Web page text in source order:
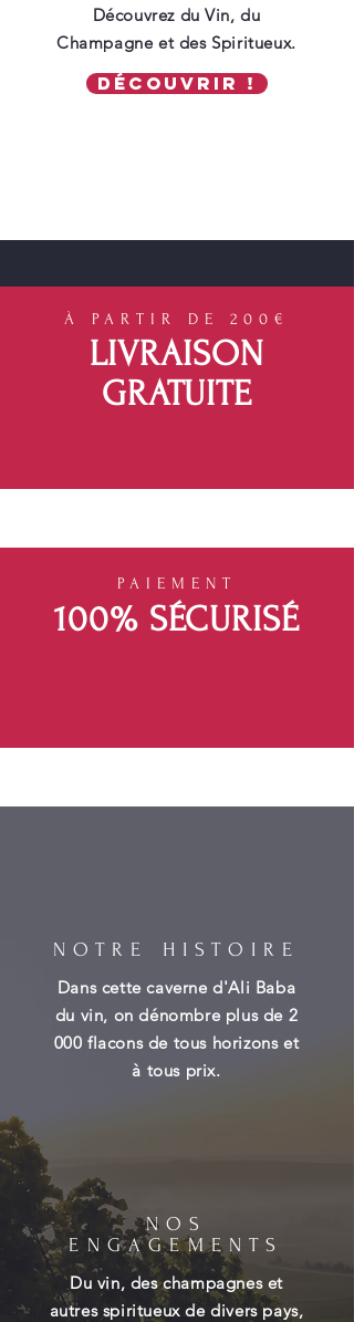
Découvrez du Vin, du
Champagne et des Spiritueux.
Découvrir !
À PARTIR DE 200€
LIVRAISON
GRATUITE
PAIEMENT
100% SÉCURISÉ
NOTRE HISTOIRE
Dans cette caverne d'Ali Baba
du vin, on dénombre plus de 2
000 flacons de tous horizons et
à tous prix.
NOS
ENGAGEMENTS
Du vin, des champagnes et
autres spiritueux de divers pays,